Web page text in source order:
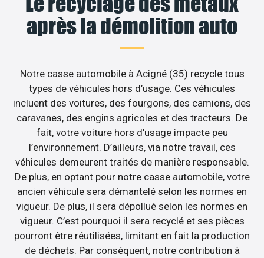
après la démolition auto
Notre casse automobile à Acigné (35) recycle tous
types de véhicules hors d’usage. Ces véhicules
incluent des voitures, des fourgons, des camions, des
caravanes, des engins agricoles et des tracteurs. De
fait, votre voiture hors d’usage impacte peu
l’environnement. D’ailleurs, via notre travail, ces
véhicules demeurent traités de manière responsable.
De plus, en optant pour notre casse automobile, votre
ancien véhicule sera démantelé selon les normes en
vigueur. De plus, il sera dépollué selon les normes en
vigueur. C’est pourquoi il sera recyclé et ses pièces
pourront être réutilisées, limitant en fait la production
de déchets. Par conséquent, notre contribution à